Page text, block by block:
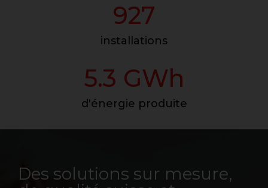
927
installations
5.3 GWh
d'énergie produite
Des solutions sur mesure,